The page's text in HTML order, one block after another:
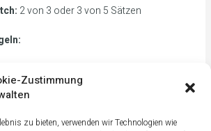
Zustimmung
zu bieten, verwenden wir Technologien wie
2 von 3 oder 3 von 5 Sätzen
40:40, dann Advantage-System
mit normaler Punktzählung (1, 2, 3…)